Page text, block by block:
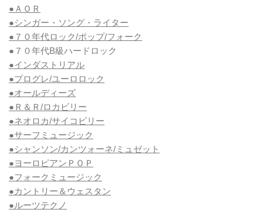
●ＡＯＲ
●シンガー・ソング・ライター
●７０年代ロック/ポップ/フォーク
●７０年代B級ハードロック
●インダストリアル
●プログレ/ユーロロック
●オールディーズ
●Ｒ＆Ｒ/ロカビリー
●ネオロカ/サイコビリー
●サーフミュージック
●シャンソン/カンツォーネ/ミュゼット
●ヨーロピアンＰＯＰ
●フォークミュージック
●カントリー＆ウェスタン
●ルーツテクノ